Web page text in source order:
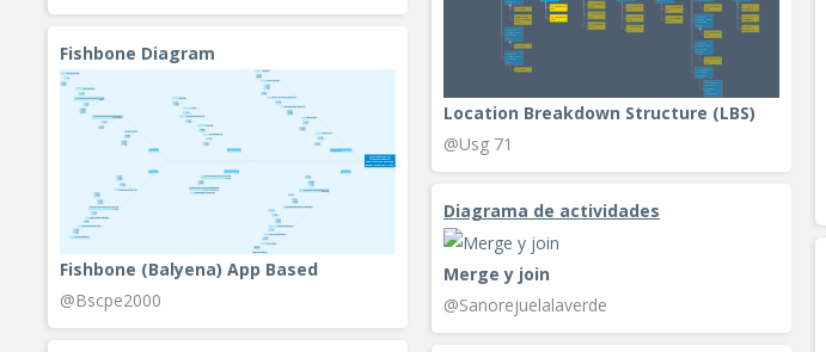
Location Breakdown Structure (LBS)
@Usg 71
Fishbone Diagram
Fishbone (Balyena) App Based
@Bscpe2000
Diagrama de actividades
Merge y join
@Sanorejuelalaverde